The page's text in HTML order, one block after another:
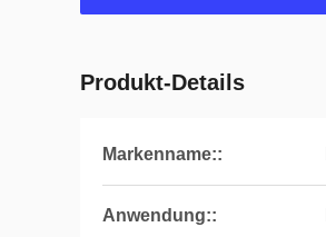
Produkt-Details
Markenname::
Anwendung::